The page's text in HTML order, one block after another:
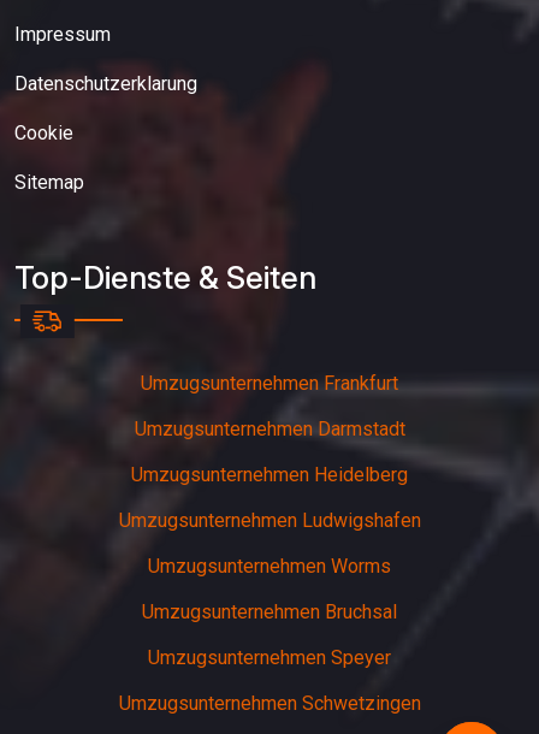
Impressum
Datenschutzerklarung
Cookie
Sitemap
Top-Dienste & Seiten
Umzugsunternehmen Frankfurt
Umzugsunternehmen Darmstadt
Umzugsunternehmen Heidelberg
Umzugsunternehmen Ludwigshafen
Umzugsunternehmen Worms
Umzugsunternehmen Bruchsal
Umzugsunternehmen Speyer
Umzugsunternehmen Schwetzingen